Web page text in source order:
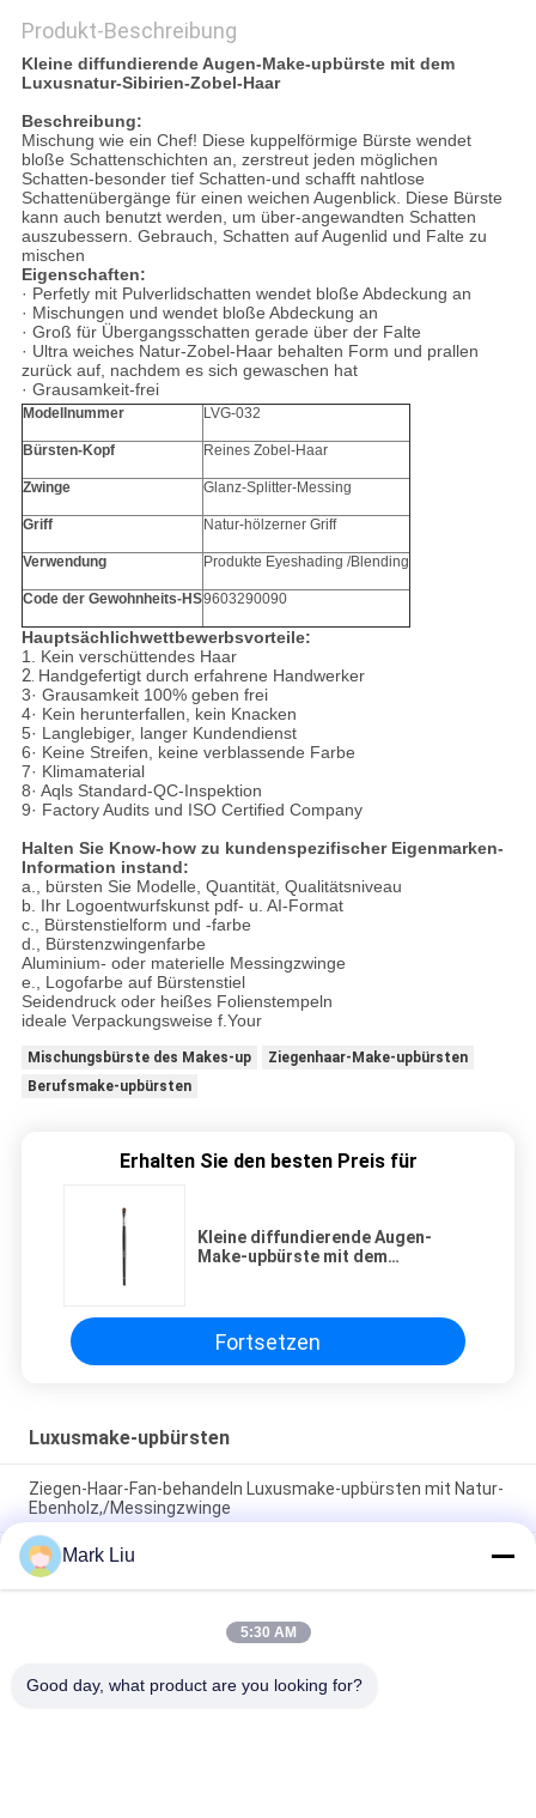
Produkt-Beschreibung
Kleine diffundierende Augen-Make-upbürste mit dem
Luxusnatur-Sibirien-Zobel-Haar
Beschreibung:
Mischung wie ein Chef! Diese kuppelförmige Bürste wendet
bloße Schattenschichten an, zerstreut jeden möglichen
Schatten-besonder tief Schatten-und schafft nahtlose
Schattenübergänge für einen weichen Augenblick. Diese Bürste
kann auch benutzt werden, um über-angewandten Schatten
auszubessern. Gebrauch, Schatten auf Augenlid und Falte zu
mischen
Eigenschaften:
· Perfetly mit Pulverlidschatten wendet bloße Abdeckung an
· Mischungen und wendet bloße Abdeckung an
· Groß für Übergangsschatten gerade über der Falte
· Ultra weiches Natur-Zobel-Haar behalten Form und prallen
zurück auf, nachdem es sich gewaschen hat
· Grausamkeit-frei
Modellnummer LVG-032
Bürsten-Kopf Reines Zobel-Haar
Zwinge Glanz-Splitter-Messing
Griff Natur-hölzerner Griff
Verwendung Produkte Eyeshading /Blending
Code der Gewohnheits-HS9603290090
Hauptsächlichwettbewerbsvorteile:
1. Kein verschüttendes Haar
2. Handgefertigt durch erfahrene Handwerker
3· Grausamkeit 100% geben frei
4· Kein herunterfallen, kein Knacken
5· Langlebiger, langer Kundendienst
6· Keine Streifen, keine verblassende Farbe
7· Klimamaterial
8· Aqls Standard-QC-Inspektion
9· Factory Audits und ISO Certified Company
Halten Sie Know-how zu kundenspezifischer Eigenmarken-
Information instand:
a., bürsten Sie Modelle, Quantität, Qualitätsniveau
b. Ihr Logoentwurfskunst pdf- u. AI-Format
c., Bürstenstielform und -farbe
d., Bürstenzwingenfarbe
Aluminium- oder materielle Messingzwinge
e., Logofarbe auf Bürstenstiel
Seidendruck oder heißes Folienstempeln
ideale Verpackungsweise f.Your
Mischungsbürste des Makes-up
Ziegenhaar-Make-upbürsten
Berufsmake-upbürsten
Erhalten Sie den besten Preis für
Kleine diffundierende Augen-
Make-upbürste mit dem
Fortsetzen
Luxusmake-upbürsten
Ziegen-Haar-Fan-behandeln Luxusmake-upbürsten mit Natur-
Ebenholz,/Messingzwinge
Abgeschrägte Pulvermake-upluxusbürste mit dem
Überraschen des weichen und dichten dunkelbraunen XGF-
Ziegen-Haares
Luxuskünstler-Grundlagen-Bürste mit dem ultra deluxen
Mark Liu
5:30 AM
Good day, what product are you looking for?